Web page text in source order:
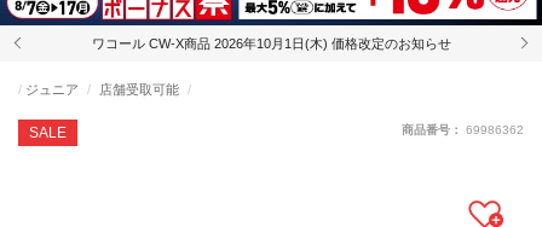
ワコール CW-X商品 2026年10月1日(木) 価格改定のお知らせ
SALE
ジュニア 店舗受取可能
商品番号： 69986362